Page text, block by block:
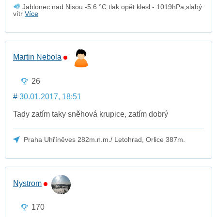
Jablonec nad Nisou -5.6 °C tlak opět klesl - 1019hPa,slabý
vítr Více
Martin Nebola
26
# 30.01.2017, 18:51
Tady zatím taky sněhová krupice, zatím dobrý
Praha Uhříněves 282m.n.m./ Letohrad, Orlice 387m.
Nystrom
170